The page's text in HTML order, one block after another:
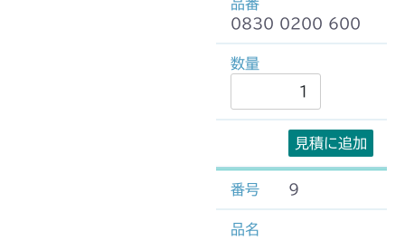
0830 0200 600
見積に追加
9